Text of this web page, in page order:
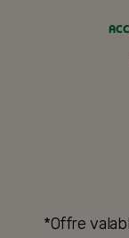
*Offre